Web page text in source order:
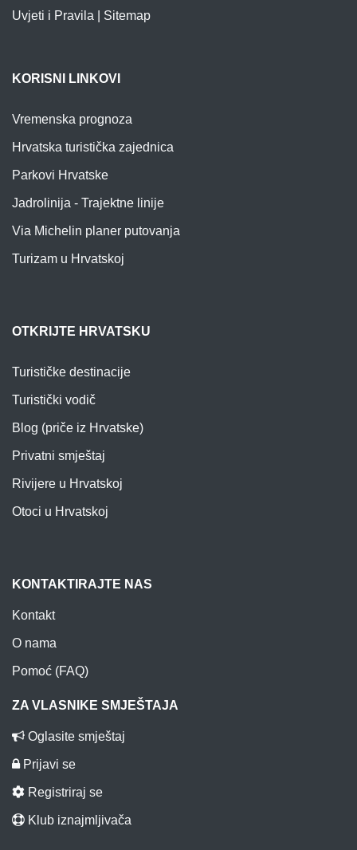
Uvjeti i Pravila
Sitemap
KORISNI LINKOVI
Vremenska prognoza
Hrvatska turistička zajednica
Parkovi Hrvatske
Jadrolinija - Trajektne linije
Via Michelin planer putovanja
Turizam u Hrvatskoj
OTKRIJTE HRVATSKU
Turističke destinacije
Turistički vodič
Blog (priče iz Hrvatske)
Privatni smještaj
Rivijere u Hrvatskoj
Otoci u Hrvatskoj
KONTAKTIRAJTE NAS
Kontakt
O nama
Pomoć (FAQ)
ZA VLASNIKE SMJEŠTAJA
Oglasite smještaj
Prijavi se
Registriraj se
Klub iznajmljivača